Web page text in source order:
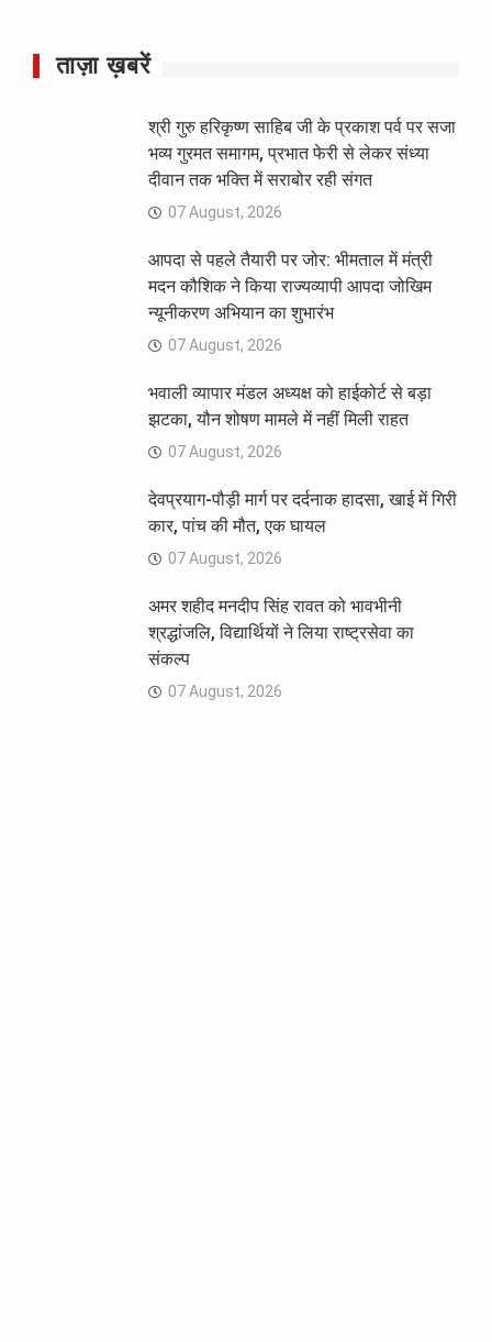
ताज़ा ख़बरें
श्री गुरु हरिकृष्ण साहिब जी के प्रकाश पर्व पर सजा
भव्य गुरमत समागम, प्रभात फेरी से लेकर संध्या
दीवान तक भक्ति में सराबोर रही संगत
07 August, 2026
आपदा से पहले तैयारी पर जोर: भीमताल में मंत्री
मदन कौशिक ने किया राज्यव्यापी आपदा जोखिम
न्यूनीकरण अभियान का शुभारंभ
07 August, 2026
भवाली व्यापार मंडल अध्यक्ष को हाईकोर्ट से बड़ा
झटका, यौन शोषण मामले में नहीं मिली राहत
07 August, 2026
देवप्रयाग-पौड़ी मार्ग पर दर्दनाक हादसा, खाई में गिरी
कार, पांच की मौत, एक घायल
07 August, 2026
अमर शहीद मनदीप सिंह रावत को भावभीनी
श्रद्धांजलि, विद्यार्थियों ने लिया राष्ट्रसेवा का
संकल्प
07 August, 2026